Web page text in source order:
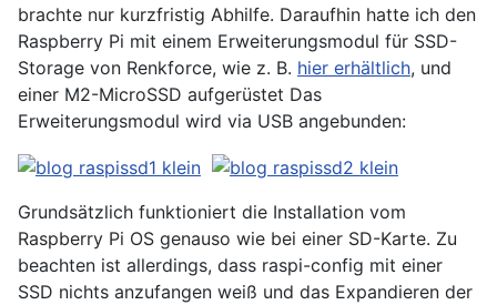
brachte nur kurzfristig Abhilfe. Daraufhin hatte ich den
Raspberry Pi mit einem Erweiterungsmodul für SSD-
Storage von Renkforce, wie z. B. hier erhältlich, und
einer M2-MicroSSD aufgerüstet Das
Erweiterungsmodul wird via USB angebunden:
Grundsätzlich funktioniert die Installation vom
Raspberry Pi OS genauso wie bei einer SD-Karte. Zu
beachten ist allerdings, dass raspi-config mit einer
SSD nichts anzufangen weiß und das Expandieren der